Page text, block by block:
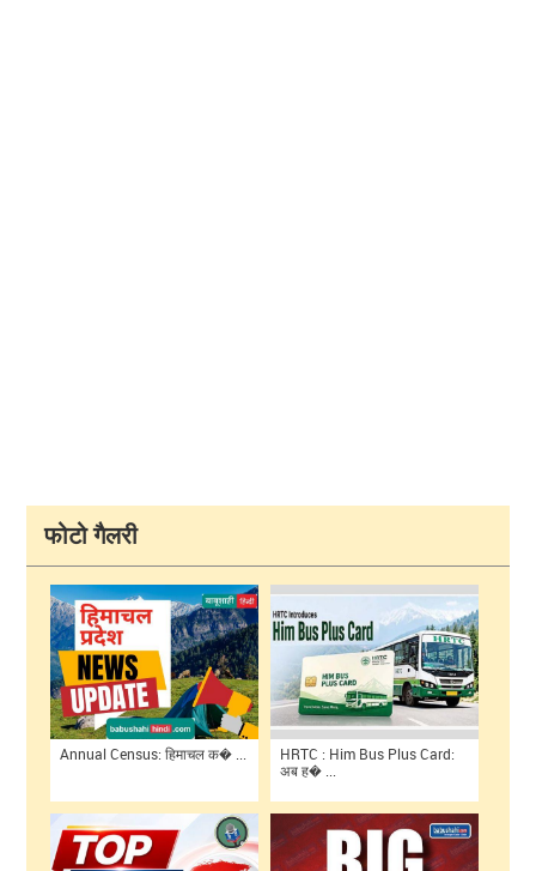
फोटो गैलरी
Annual Census: हिमाचल क� ...
HRTC : Him Bus Plus Card:
अब ह� ...